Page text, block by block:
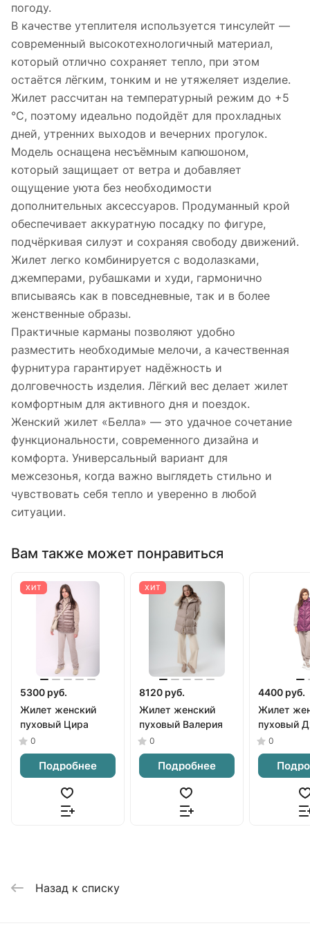
погоду.
В качестве утеплителя используется тинсулейт —
современный высокотехнологичный материал,
который отлично сохраняет тепло, при этом
остаётся лёгким, тонким и не утяжеляет изделие.
Жилет рассчитан на температурный режим до +5
°C, поэтому идеально подойдёт для прохладных
дней, утренних выходов и вечерних прогулок.
Модель оснащена несъёмным капюшоном,
который защищает от ветра и добавляет
ощущение уюта без необходимости
дополнительных аксессуаров. Продуманный крой
обеспечивает аккуратную посадку по фигуре,
подчёркивая силуэт и сохраняя свободу движений.
Жилет легко комбинируется с водолазками,
джемперами, рубашками и худи, гармонично
вписываясь как в повседневные, так и в более
женственные образы.
Практичные карманы позволяют удобно
разместить необходимые мелочи, а качественная
фурнитура гарантирует надёжность и
долговечность изделия. Лёгкий вес делает жилет
комфортным для активного дня и поездок.
Женский жилет «Белла» — это удачное сочетание
функциональности, современного дизайна и
комфорта. Универсальный вариант для
межсезонья, когда важно выглядеть стильно и
чувствовать себя тепло и уверенно в любой
ситуации.
Вам также может понравиться
ХИТ
5300 руб.
Жилет женский
пуховый Цира
0
Подробнее
ХИТ
8120 руб.
Жилет женский
пуховый Валерия
0
Подробнее
4400 руб.
Жилет
пуховый
0
Назад к списку